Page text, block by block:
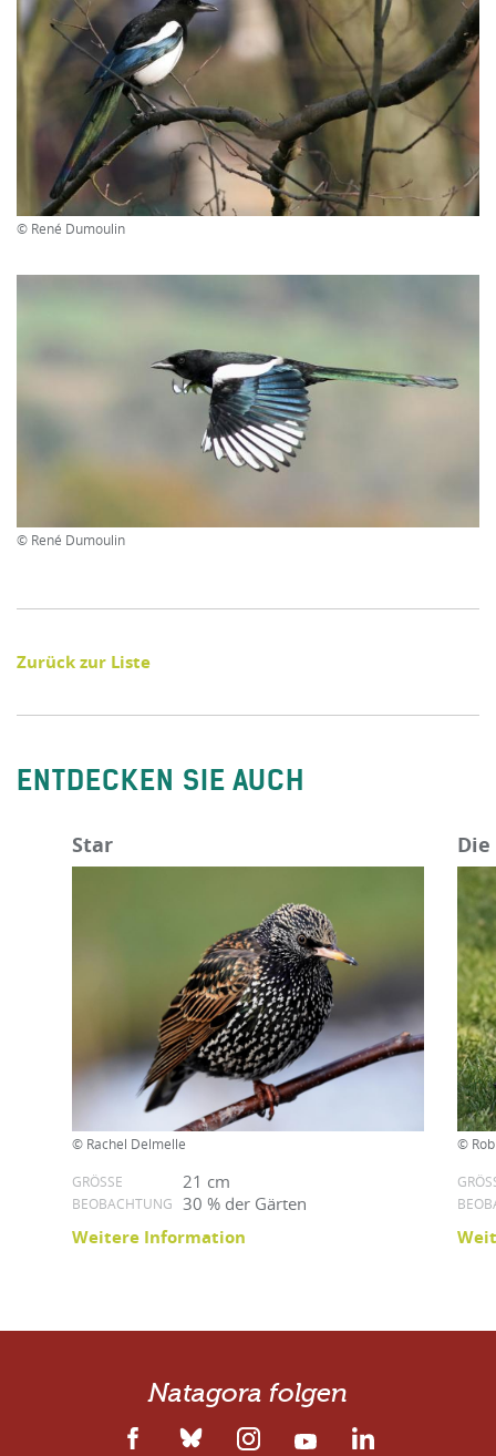
© René Dumoulin
© René Dumoulin
Zurück zur Liste
ENTDECKEN SIE AUCH
Star
© Rachel Delmelle
GRÖSSE 21 cm
BEOBACHTUNG 30 % der Gärten
Weitere Information
©
Natagora folgen